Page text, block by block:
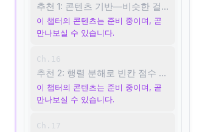
추천 1: 콘텐츠 기반—비슷한 걸 골라 주기
이 챕터의 콘텐츠는 준비 중이며, 곧
만나보실 수 있습니다.
Ch.16
추천 2: 행렬 분해로 빈칸 점수 채우기
이 챕터의 콘텐츠는 준비 중이며, 곧
만나보실 수 있습니다.
Ch.17